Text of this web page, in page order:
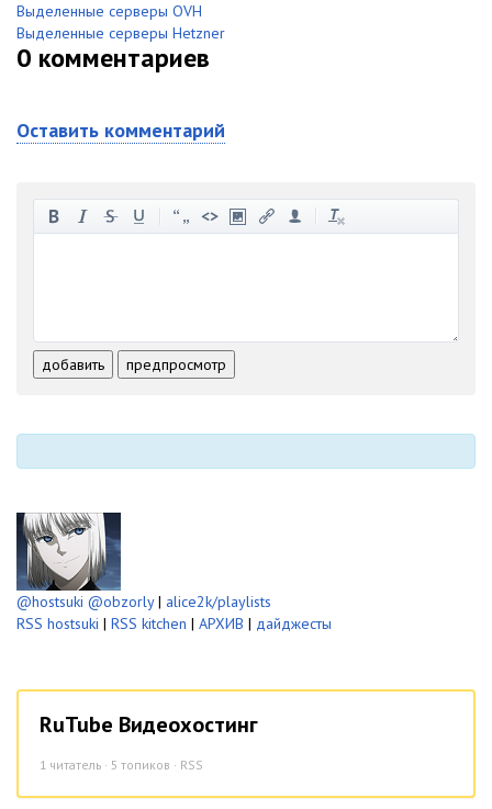
Выделенные серверы OVH
Выделенные серверы Hetzner
0 комментариев
Оставить комментарий
-
добавить предпросмотр
@hostsuki @obzorly| alice2k/playlists
RSS hostsuki | RSS kitchen | АРХИВ | дайджесты
RuTube Видеохостинг
1 читатель · 5 топиков · RSS